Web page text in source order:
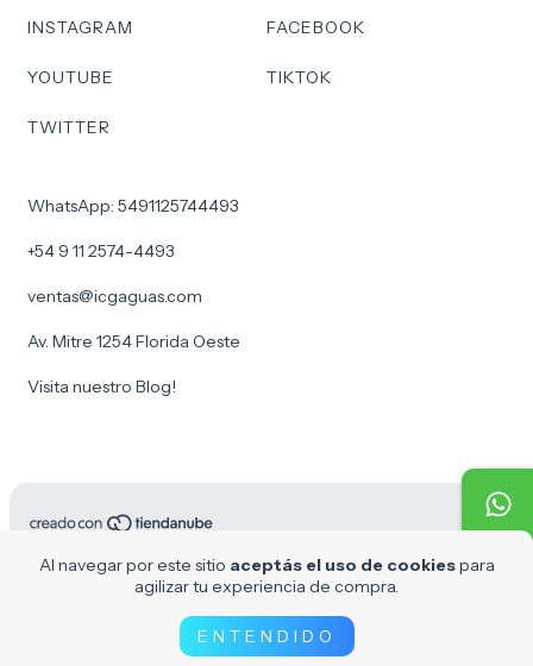
Al navegar por este sitio aceptás el uso de cookiespara
agilizar tu experiencia de compra.
ENTENDIDO
INSTAGRAM FACEBOOK
YOUTUBE TIKTOK
TWITTER
WhatsApp: 5491125744493
+54 9 11 2574-4493
ventas@icgaguas.com
Av. Mitre 1254 Florida Oeste
Visita nuestro Blog!
Copyright ICG Aguas - 30716969610 - 2026. Todos los derechos
reservados.
Botón de arrepentimiento